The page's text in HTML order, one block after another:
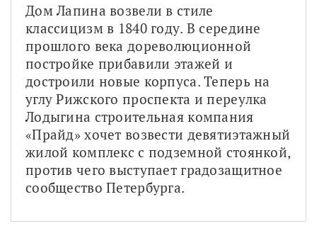
Дом Лапина возвели в стиле
классицизм в 1840 году. В середине
прошлого века дореволюционной
постройке прибавили этажей и
достроили новые корпуса. Теперь на
углу Рижского проспекта и переулка
Лодыгина строительная компания
«Прайд» хочет возвести девятиэтажный
жилой комплекс с подземной стоянкой,
против чего выступает градозащитное
сообщество Петербурга.